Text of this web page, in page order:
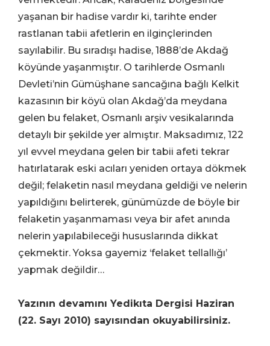
yaşanan bir hadise vardır ki, tarihte ender
rastlanan tabii afetlerin en ilginçlerinden
sayılabilir. Bu sıradışı hadise, 1888’de Akdağ
köyünde yaşanmıştır. O tarihlerde Osmanlı
Devleti’nin Gümüşhane sancağına bağlı Kelkit
kazasının bir köyü olan Akdağ’da meydana
gelen bu felaket, Osmanlı arşiv vesikalarında
detaylı bir şekilde yer almıştır. Maksadımız, 122
yıl evvel meydana gelen bir tabii afeti tekrar
hatırlatarak eski acıları yeniden ortaya dökmek
değil; felaketin nasıl meydana geldiği ve nelerin
yapıldığını belirterek, günümüzde de böyle bir
felaketin yaşanmaması veya bir afet anında
nelerin yapılabileceği hususlarında dikkat
çekmektir. Yoksa gayemiz ‘felaket tellallığı’
yapmak değildir…
Yazının devamını Yedikıta Dergisi Haziran
(22. Sayı 2010) sayısından okuyabilirsiniz.